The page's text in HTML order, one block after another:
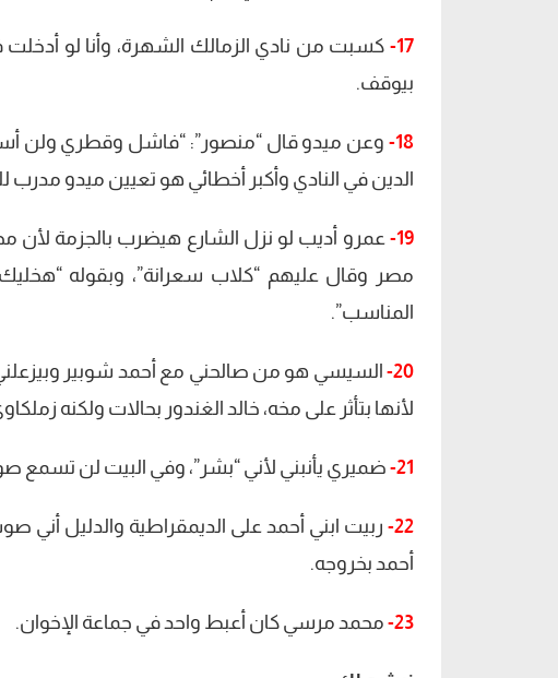
17- كسبت من نادي الزمالك الشهرة، وأنا لو
بيوقف.
18- وعن ميدو قال “منصور”: “فاشل وقطري ولن
الدين في النادي وأكبر أخطائي هو تعيين ميدو مدرب
19- عمرو أديب لو نزل الشارع هيضرب بالجزمة
مصر وقال عليهم “كلاب سعرانة”، وبقوله
المناسب”.
20- السيسي هو من صالحني مع أحمد شوبير
لأنها بتأثر على مخه، خالد الغندور بحالات ولكنه
21- ضميري يأنبني لأني “بشر”، وفي البيت لن تسمع
22- ربيت ابني أحمد على الديمقراطية والدليل
أحمد بخروجه.
23- محمد مرسي كان أعبط واحد في جماعة الإخوان.